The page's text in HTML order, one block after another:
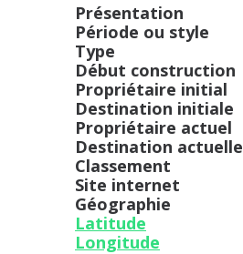
Présentation
Période ou style
Type
Début construction
Propriétaire initial
Destination initiale
Propriétaire actuel
Destination actuelle
Classement
Site internet
Géographie
Latitude
Longitude